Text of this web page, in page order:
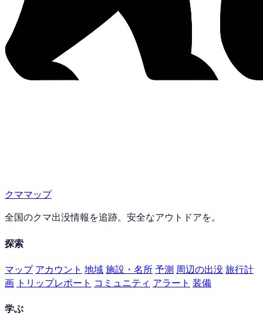
クママップ
全国のクマ出没情報を追跡。安全なアウトドアを。
探索
マップ アカウント 地域施設・名所予測 周辺の出没旅行計
画 トリップレポート コミュニティ アラート 装備
学ぶ